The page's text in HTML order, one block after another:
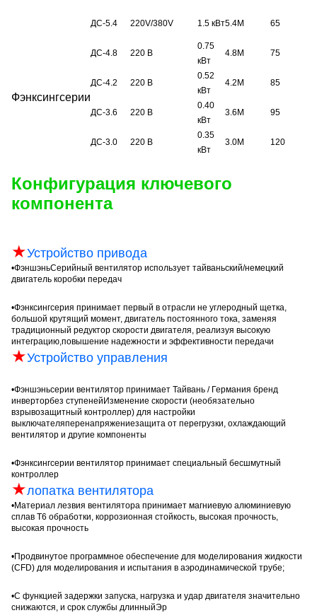
ДС-5.4 220V/380V 1.5 кВт5.4М 65
Фэнксингсерии
ДС-4.8 220 В
0.75
кВт
4.8M 75
ДС-4.2 220 В
0.52
кВт
4.2M 85
ДС-3.6 220 В
0.40
кВт
3.6M 95
ДС-3.0 220 В
0.35
кВт
3.0M 120
Конфигурация ключевого
компонента
★Устройство привода
•ФэншэньСерийный вентилятор использует тайваньский/немецкий
двигатель коробки передач
•Фэнксингсерия принимает первый в отрасли не углеродный щетка,
большой крутящий момент, двигатель постоянного тока, заменяя
традиционный редуктор скорости двигателя, реализуя высокую
интеграцию,повышение надежности и эффективности передачи
★Устройство управления
•Фэншэньсерии вентилятор принимает Тайвань / Германия бренд
инверторбез ступеней Изменение скорости (необязательно
взрывозащитный контроллер) для настройки
выключателяперенапряжениезащита от перегрузки, охлаждающий
вентилятор и другие компоненты
•Фэнксингсерии вентилятор принимает специальный бесшмутный
контроллер
★лопатка вентилятора
•Материал лезвия вентилятора принимает магниевую алюминиевую
сплав Т6 обработки, коррозионная стойкость, высокая прочность,
высокая прочность
•Продвинутое программное обеспечение для моделирования жидкости
(CFD) для моделирования и испытания в аэродинамической трубе;
•С функцией задержки запуска, нагрузка и удар двигателя значительно
снижаются, и срок службы длинныйЭр